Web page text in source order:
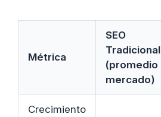
Métrica
SEO
Tradicional
(promedio
mercado)
Crecimiento